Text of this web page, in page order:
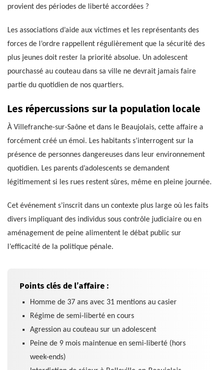
provient des périodes de liberté accordées ?
Les associations d’aide aux victimes et les représentants des
forces de l’ordre rappellent régulièrement que la sécurité des
plus jeunes doit rester la priorité absolue. Un adolescent
pourchassé au couteau dans sa ville ne devrait jamais faire
partie du quotidien de nos quartiers.
Les répercussions sur la population locale
À Villefranche-sur-Saône et dans le Beaujolais, cette affaire a
forcément créé un émoi. Les habitants s’interrogent sur la
présence de personnes dangereuses dans leur environnement
quotidien. Les parents d’adolescents se demandent
légitimement si les rues restent sûres, même en pleine journée.
Cet événement s’inscrit dans un contexte plus large où les faits
divers impliquant des individus sous contrôle judiciaire ou en
aménagement de peine alimentent le débat public sur
l’efficacité de la politique pénale.
Points clés de l’affaire :
Homme de 37 ans avec 31 mentions au casier
Régime de semi-liberté en cours
Agression au couteau sur un adolescent
Peine de 9 mois maintenue en semi-liberté (hors
week-ends)